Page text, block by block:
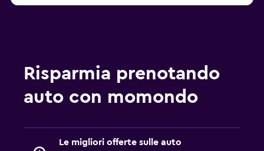
Risparmia prenotando
auto con momondo
Le migliori offerte sulle auto